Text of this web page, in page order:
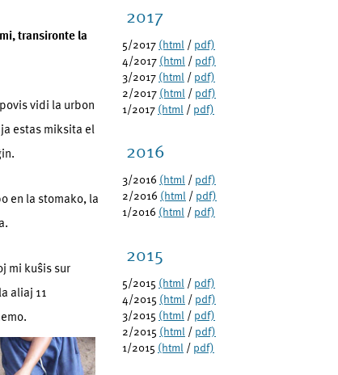
transironte la
vidi la urbon
estas miksita el
en la stomako, la
mi kuŝis sur
aliaj 11
2017
5/2017 (html / pdf)
4/2017 (html / pdf)
3/2017 (html / pdf)
2/2017 (html / pdf)
1/2017 (html / pdf)
2016
3/2016 (html / pdf)
2/2016 (html / pdf)
1/2016 (html / pdf)
2015
5/2015 (html / pdf)
4/2015 (html / pdf)
3/2015 (html / pdf)
2/2015 (html / pdf)
1/2015 (html / pdf)